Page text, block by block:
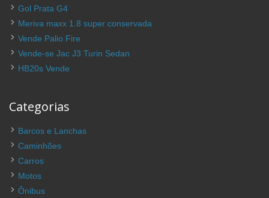
Gol Prata G4
Meriva maxx 1.8 super conservada
Vende Palio Fire
Vende-se Jac J3 Turin Sedan
HB20s Vende
Categorias
Barcos e Lanchas
Caminhões
Carros
Motos
Ônibus